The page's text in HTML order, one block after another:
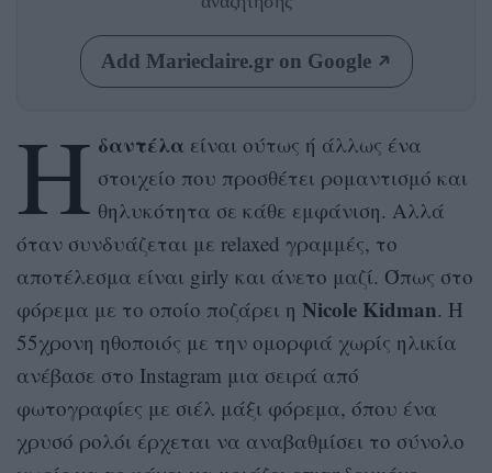
Add Marieclaire.gr on Google
Η δαντέλαείναι ούτως ή άλλως ένα
στοιχείο που προσθέτει ρομαντισμό και
θηλυκότητα σε κάθε εμφάνιση. Αλλά
όταν συνδυάζεται με relaxed γραμμές, το
αποτέλεσμα είναι girly και άνετο μαζί. Όπως στο
φόρεμα με το οποίο ποζάρει η Nicole Kidman. Η
55χρονη ηθοποιός με την ομορφιά χωρίς ηλικία
ανέβασε στο Instagram μια σειρά από
φωτογραφίες με σιέλ μάξι φόρεμα, όπου ένα
χρυσό ρολόι έρχεται να αναβαθμίσει το σύνολο